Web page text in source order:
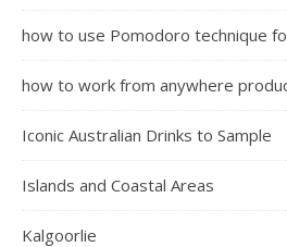
how to use Pomodoro technique
how to work from anywhere
Iconic Australian Drinks to Sample
Islands and Coastal Areas
Kalgoorlie